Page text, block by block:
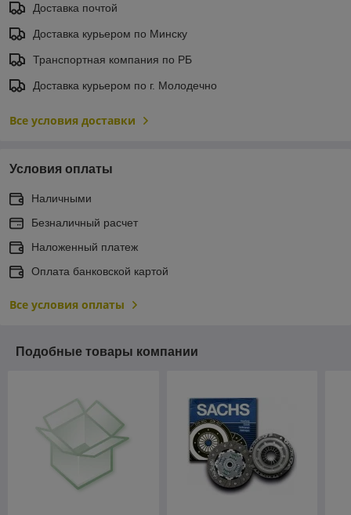
Доставка почтой
Доставка курьером по Минску
Транспортная компания по РБ
Доставка курьером по г. Молодечно
Все условия доставки
Условия оплаты
Наличными
Безналичный расчет
Наложенный платеж
Оплата банковской картой
Все условия оплаты
Подобные товары компании